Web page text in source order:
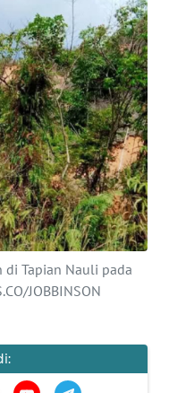
di Tapian Nauli pada
JOBBINSON